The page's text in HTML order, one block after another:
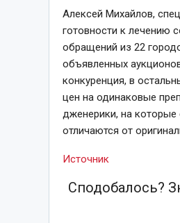
Алексей Михайлов,
готовности к лечению
обращений из 22
объявленных
конкуренция, в
цен на одинаковые
дженерики, на которые
отличаются от
Источник
Сподобалось?